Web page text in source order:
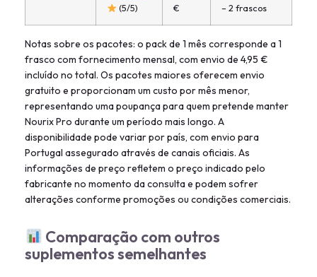
(5/5)
€
– 2 frascos
Notas sobre os pacotes: o pack de 1 mês corresponde a 1
frasco com fornecimento mensal, com envio de 4,95 €
incluído no total. Os pacotes maiores oferecem envio
gratuito e proporcionam um custo por mês menor,
representando uma poupança para quem pretende manter
Nourix Pro durante um período mais longo. A
disponibilidade pode variar por país, com envio para
Portugal assegurado através de canais oficiais. As
informações de preço refletem o preço indicado pelo
fabricante no momento da consulta e podem sofrer
alterações conforme promoções ou condições comerciais.
Comparação com outros
suplementos semelhantes